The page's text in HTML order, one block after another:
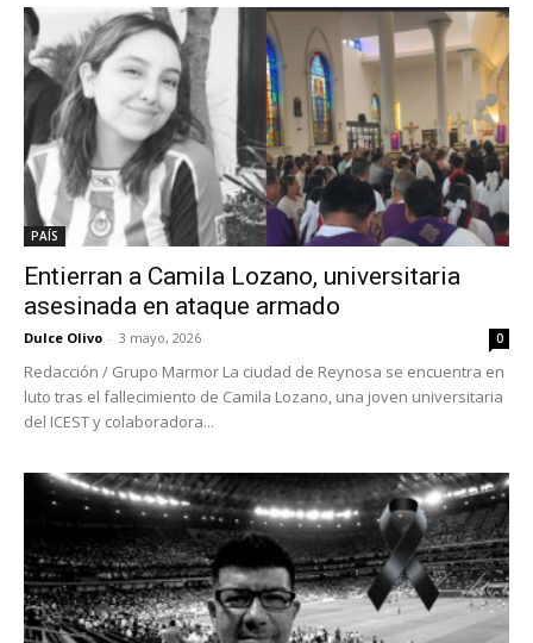
PAÍS
Entierran a Camila Lozano, universitaria
asesinada en ataque armado
Dulce Olivo - 3 mayo, 2026 0
Redacción / Grupo Marmor La ciudad de Reynosa se encuentra en
luto tras el fallecimiento de Camila Lozano, una joven universitaria
del ICEST y colaboradora...